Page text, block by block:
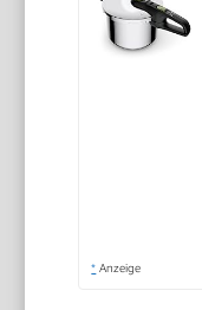
* Anzeige